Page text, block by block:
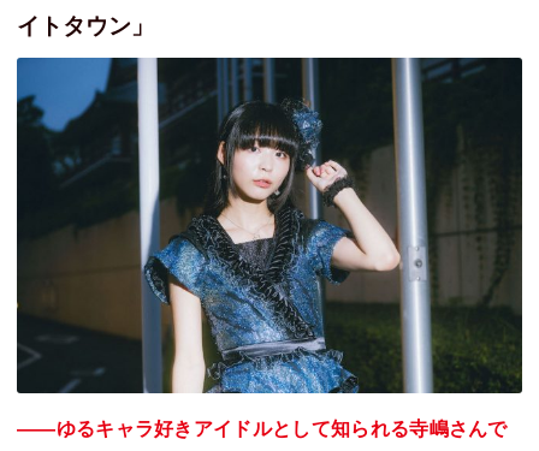
イトタウン」
――ゆるキャラ好きアイドルとして知られる寺嶋さんで